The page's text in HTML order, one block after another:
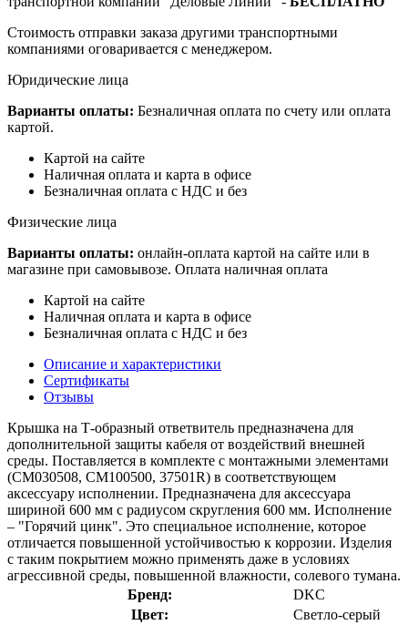
Стоимость отправки заказа другими транспортными
компаниями оговаривается с менеджером.
Юридические лица
Варианты оплаты: Безналичная оплата по счету или оплата
картой.
Картой на сайте
Наличная оплата и карта в офисе
Безналичная оплата с НДС и без
Физические лица
Варианты оплаты: онлайн-оплата картой на сайте или в
магазине при самовывозе. Оплата наличная оплата
Картой на сайте
Наличная оплата и карта в офисе
Безналичная оплата с НДС и без
Описание и характеристики
Сертификаты
Отзывы
Крышка на Т-образный ответвитель предназначена для
дополнительной защиты кабеля от воздействий внешней
среды. Поставляется в комплекте с монтажными элементами
(CM030508, CM100500, 37501R) в соответствующем
аксессуару исполнении. Предназначена для аксессуара
шириной 600 мм с радиусом скругления 600 мм. Исполнение
– "Горячий цинк". Это специальное исполнение, которое
отличается повышенной устойчивостью к коррозии. Изделия
с таким покрытием можно применять даже в условиях
агрессивной среды, повышенной влажности, солевого тумана.
Бренд:
DKC
Цвет:
Светло-серый